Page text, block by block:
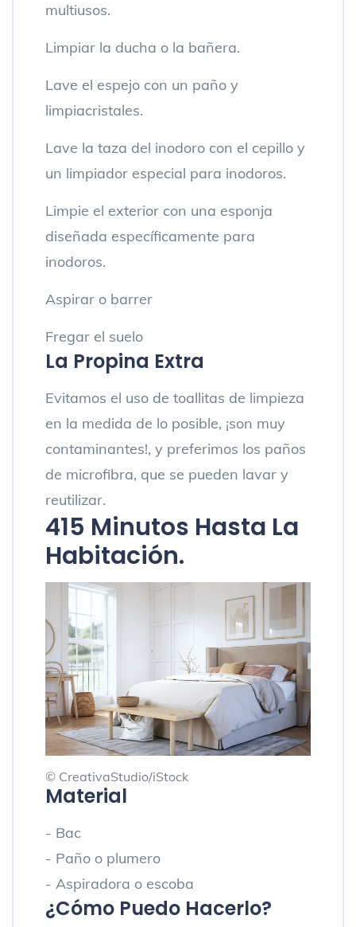
multiusos.
Limpiar la ducha o la bañera.
Lave el espejo con un paño y
limpiacristales.
Lave la taza del inodoro con el cepillo y
un limpiador especial para inodoros.
Limpie el exterior con una esponja
diseñada específicamente para
inodoros.
Aspirar o barrer
Fregar el suelo
La Propina Extra
Evitamos el uso de toallitas de limpieza
en la medida de lo posible, ¡son muy
contaminantes!, y preferimos los paños
de microfibra, que se pueden lavar y
reutilizar.
415 Minutos Hasta La
Habitación.
© CreativaStudio/iStock
Material
- Bac
- Paño o plumero
- Aspiradora o escoba
¿Cómo Puedo Hacerlo?